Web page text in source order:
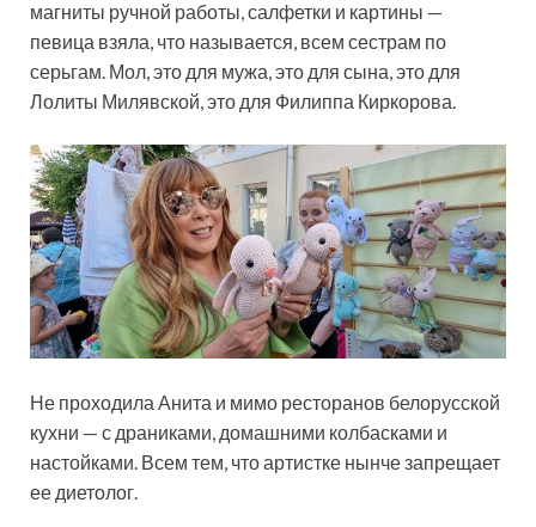
магниты ручной работы, салфетки и картины —
певица взяла, что называется, всем сестрам по
серьгам. Мол, это для мужа, это для сына, это для
Лолиты Милявской, это для Филиппа Киркорова.
Не проходила Анита и мимо ресторанов белорусской
кухни — с драниками, домашними колбасками и
настойками. Всем тем, что артистке нынче запрещает
ее диетолог.